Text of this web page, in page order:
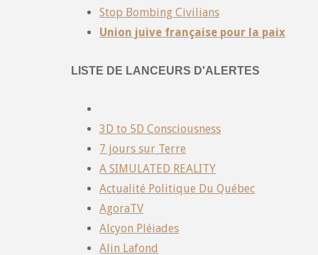
Stop Bombing Civilians
Union juive française pour la paix
LISTE DE LANCEURS D'ALERTES
3D to 5D Consciousness
7 jours sur Terre
A SIMULATED REALITY
Actualité Politique Du Québec
AgoraTV
Alcyon Pléiades
Alin Lafond